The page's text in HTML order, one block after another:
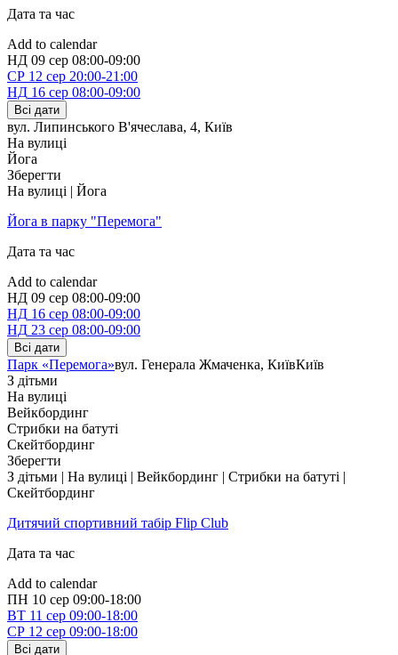
Дата та час
Add to calendar
НД 09 сер 08:00-09:00
СР 12 сер 20:00-21:00
НД 16 сер 08:00-09:00
Всі дати
вул. Липинського В'ячеслава, 4, Київ
На вулиці
Йога
Зберегти
На вулиці | Йога
Йога в парку "Перемога"
Дата та час
Add to calendar
НД 09 сер 08:00-09:00
НД 16 сер 08:00-09:00
НД 23 сер 08:00-09:00
Всі дати
Парк «Перемога»вул. Генерала Жмаченка, КиївКиїв
З дітьми
На вулиці
Вейкбординг
Стрибки на батуті
Скейтбординг
Зберегти
З дітьми | На вулиці | Вейкбординг | Стрибки на батуті |
Скейтбординг
Дитячий спортивний табір Flip Club
Дата та час
Add to calendar
ПН 10 сер 09:00-18:00
ВТ 11 сер 09:00-18:00
СР 12 сер 09:00-18:00
Всі дати